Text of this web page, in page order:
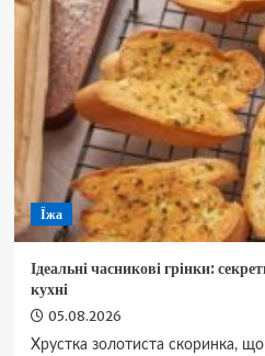
запаху
одягу
після
прання:
прості
та
дієві
поради,
що
додати
в
барабан
Їжа
Ідеальні часникові грінки:
кухні
05.08.2026
Хрустка золотиста скоринка,